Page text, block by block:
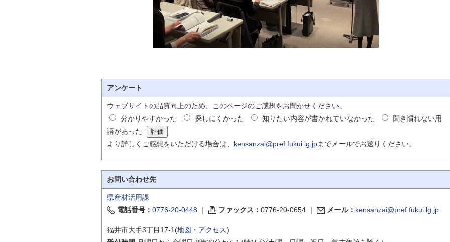
アンケート
ウェブサイトの品質向上のため、このページのご感想をお聞かせください。
分かりやすかった
探しにくかった 知りたい内容が書かれていなかった
聞き慣れない用
語があった
より詳しくご感想をいただける場合は、 kensanzai@pref.fukui.lg.jpまでメールでお送りください。
お問い合わせ先
県産材活用課
電話番号： 0776-20-0448 ｜ ファックス： 0776-20-0654 ｜ メール： kensanzai@pref.fukui.lg.jp
福井市大手3丁目17-1(地図・アクセス)